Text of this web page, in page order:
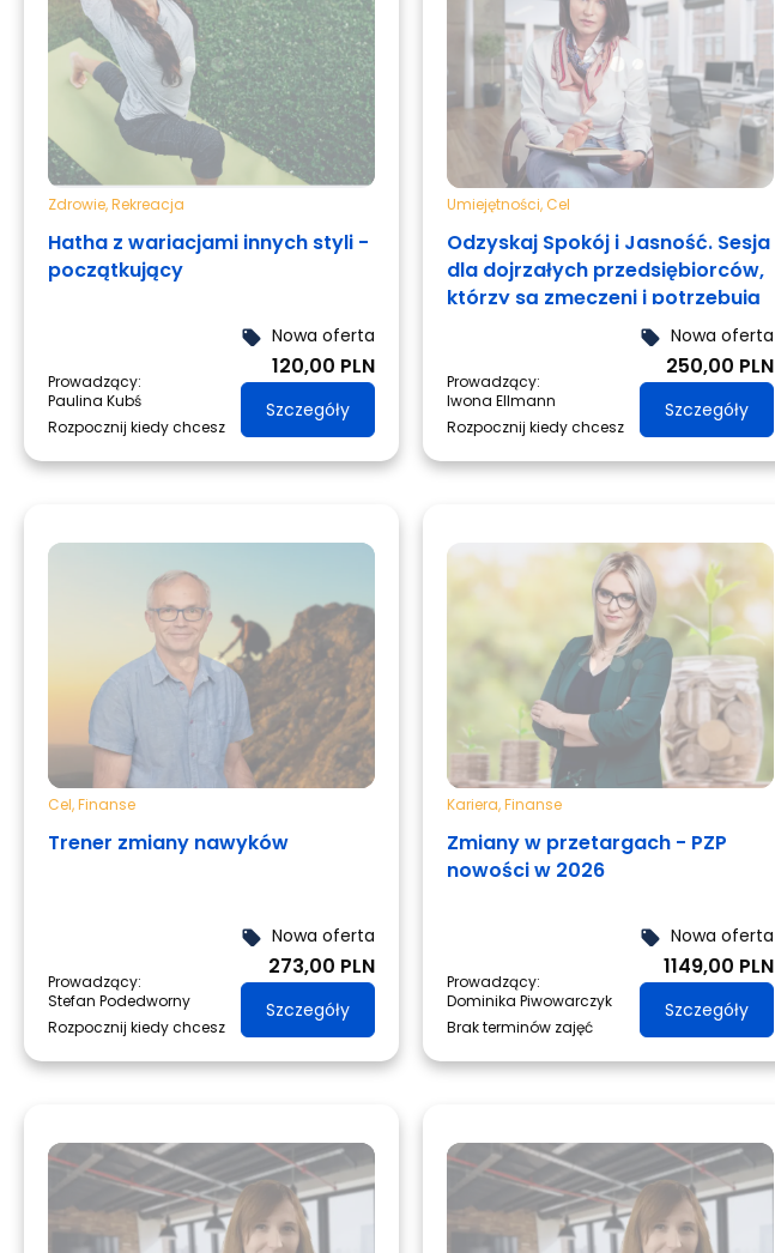
Zdrowie,Rekreacja
Hatha z wariacjami innych styli -
początkujący
Prowadzący:
Paulina Kubś
Rozpocznij kiedy chcesz
local_offer Nowa oferta
120,00 PLN
Szczegóły
Umiejętności, Cel
Odzyskaj Spokój i Jasność. Sesja
dla dojrzałych przedsiębiorców,
którzy są zmęczeni i potrzebują
Prowadzący:
Iwona Ellmann
Rozpocznij kiedy chcesz
local_offer Nowa oferta
250,00 PLN
Szczegóły
Cel,Finanse
Trener zmiany nawyków
Prowadzący:
Stefan Podedworny
Rozpocznij kiedy chcesz
local_offer Nowa oferta
273,00 PLN
Szczegóły
Kariera,Finanse
Zmiany w przetargach - PZP
nowości w 2026
Prowadzący:
Dominika Piwowarczyk
Brak terminów zajęć
local_offer Nowa oferta
1149,00 PLN
Szczegóły